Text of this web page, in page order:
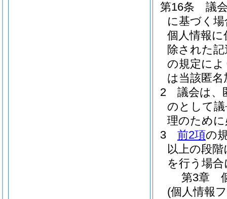
第16条
議
に基づく
個人情報
除された
の規定に
は当該匿
2
議会は、
のとして
理のため
3
前2項の
以上の段
を行う場
第3章
(個人情報